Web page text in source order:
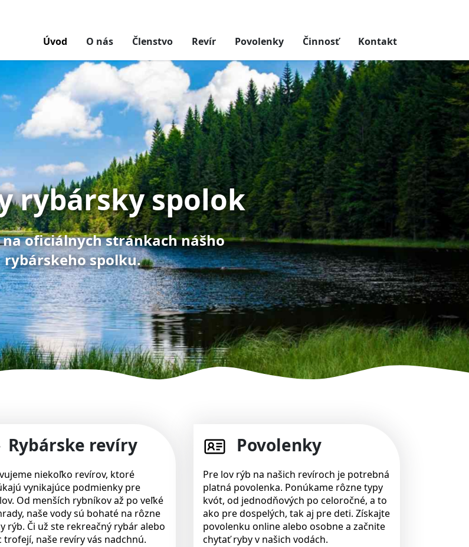
Úvod O nás Členstvo Revír Povolenky Činnosť Kontakt
rybársky spolok
oficiálnych stránkach nášho
rybárskeho spolku.
Rybárske revíry
niekoľko revírov, ktoré
vynikajúce podmienky pre
Od menších rybníkov až po veľké
naše vody sú bohaté na rôzne
rýb. Či už ste rekreačný rybár alebo
trofejí, naše revíry vás nadchnú.
Povolenky
Pre lov rýb na našich revíroch je potrebná
platná povolenka. Ponúkame rôzne typy
kvót, od jednodňových po celoročné, a to
ako pre dospelých, tak aj pre deti. Získajte
povolenku online alebo osobne a začnite
chytať ryby v našich vodách.